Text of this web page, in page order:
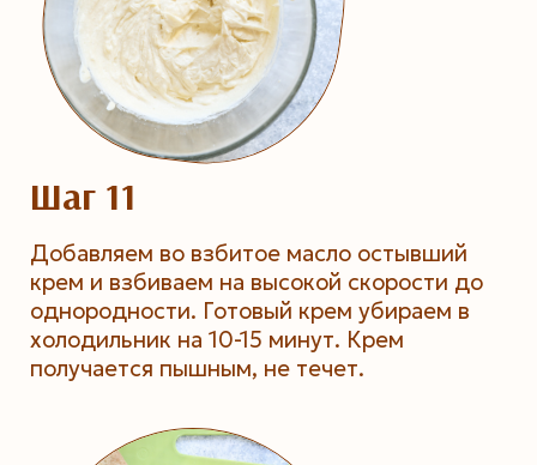
Шаг 11
Добавляем во взбитое масло остывший
крем и взбиваем на высокой скорости до
однородности. Готовый крем убираем в
холодильник на 10-15 минут. Крем
получается пышным, не течет.